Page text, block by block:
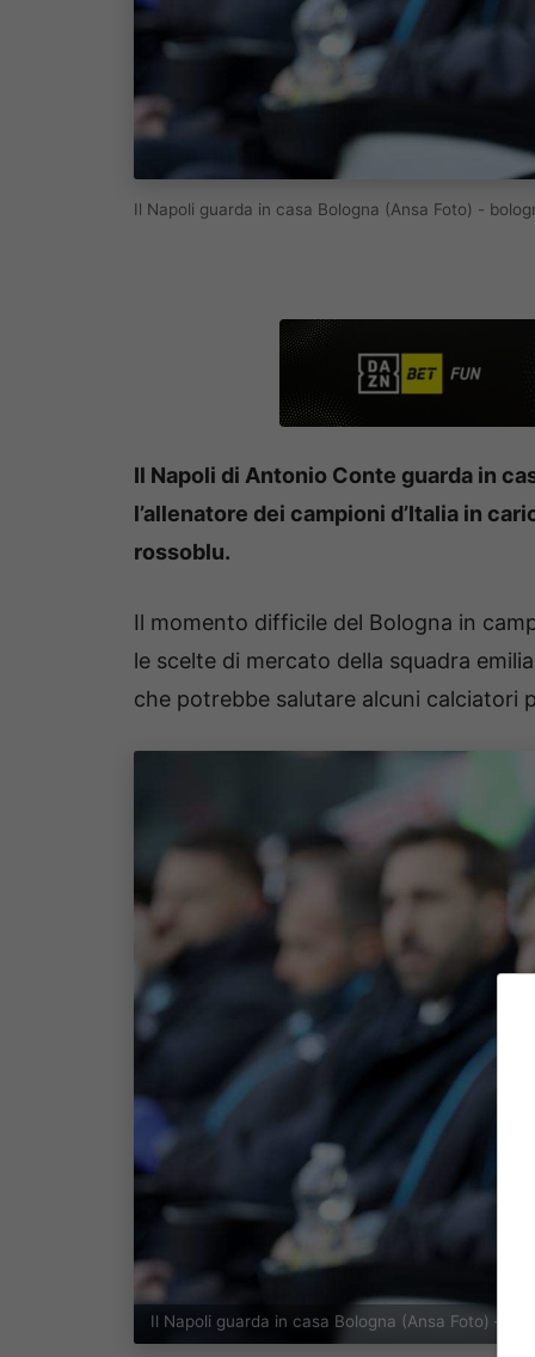
Il Napoli guarda in casa Bologna (Ansa Foto) -
Il Napoli di Antonio Conte guarda in
l’allenatore dei campioni d’Italia in
rossoblu.
Il momento difficile del Bologna in
le scelte di mercato della squadra
che potrebbe salutare alcuni calciatori
Il Napoli guarda in casa Bologna (Ansa Foto) –